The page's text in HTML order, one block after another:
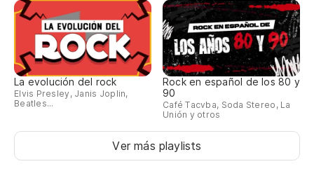
La evolución del rock
Elvis Presley, Janis Joplin,
Beatles...
Rock en español de los 80 y
90
Café Tacvba, Soda Stereo, La
Unión y otros
Ver más playlists